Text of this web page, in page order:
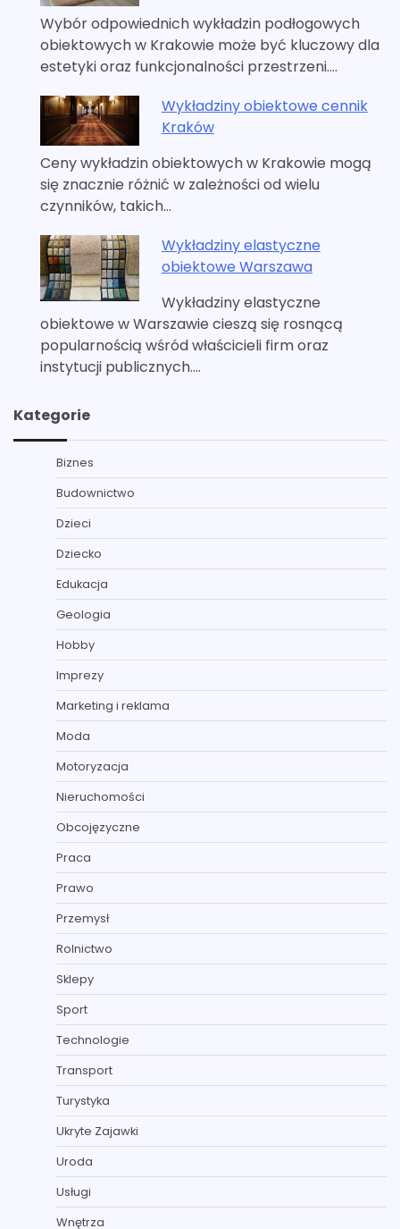
Wybór odpowiednich wykładzin podłogowych
obiektowych w Krakowie może być kluczowy dla
estetyki oraz funkcjonalności przestrzeni.…
Wykładziny obiektowe cennik
Kraków
Ceny wykładzin obiektowych w Krakowie mogą
się znacznie różnić w zależności od wielu
czynników, takich…
Wykładziny elastyczne
obiektowe Warszawa
Wykładziny elastyczne
obiektowe w Warszawie cieszą się rosnącą
popularnością wśród właścicieli firm oraz
instytucji publicznych.…
Kategorie
Biznes
Budownictwo
Dzieci
Dziecko
Edukacja
Geologia
Hobby
Imprezy
Marketing i reklama
Moda
Motoryzacja
Nieruchomości
Obcojęzyczne
Praca
Prawo
Przemysł
Rolnictwo
Sklepy
Sport
Technologie
Transport
Turystyka
Ukryte Zajawki
Uroda
Usługi
Wnętrza